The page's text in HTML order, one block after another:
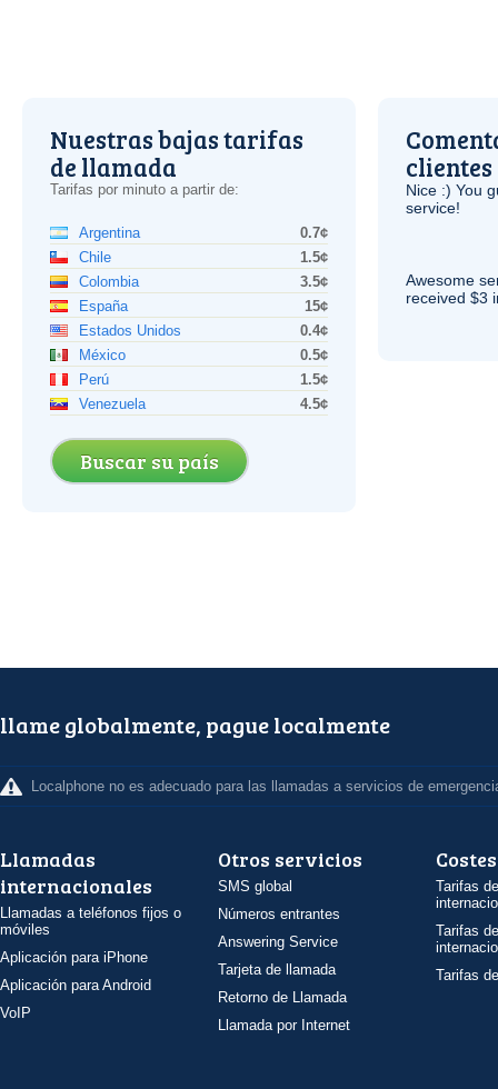
Nuestras bajas tarifas
de llamada
Tarifas por minuto a partir de:
Argentina
0.7¢
Chile
1.5¢
Colombia
3.5¢
España
15¢
Estados Unidos
0.4¢
México
0.5¢
Perú
1.5¢
Venezuela
4.5¢
Buscar su país
clientes
Nice :) You
service!
Awesome
received $3
llame globalmente, pague localmente
Localphone no es adecuado para las llamadas a servicios de
Llamadas
internacionales
Llamadas a teléfonos fijos o
móviles
Aplicación para iPhone
Aplicación para Android
VoIP
Otros servicios
SMS global
Números entrantes
Answering Service
Tarjeta de llamada
Retorno de Llamada
Llamada por Internet
Costes
Tarifas
Tarifas
Tarifas